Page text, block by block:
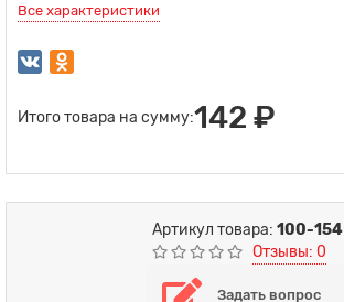
Все характеристики
Итого товара на сумму:142 ₽
Артикул товара: 100-154
Отзывы: 0
Задать вопрос